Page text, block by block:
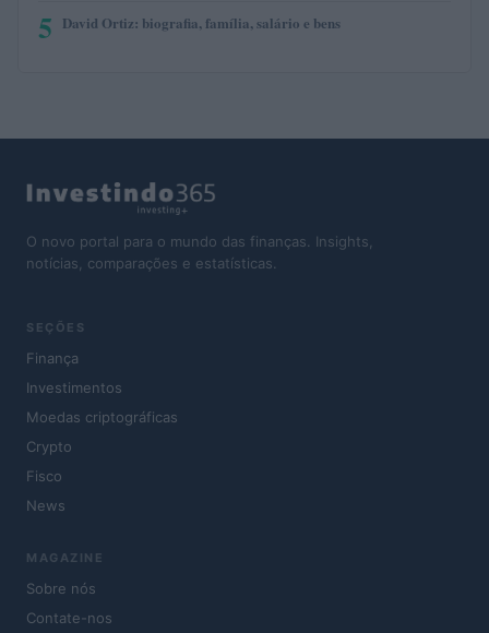
5 David Ortiz: biografia, família, salário e bens
O novo portal para o mundo das finanças. Insights,
notícias, comparações e estatísticas.
SEÇÕES
Finança
Investimentos
Moedas criptográficas
Crypto
Fisco
News
MAGAZINE
Sobre nós
Contate-nos